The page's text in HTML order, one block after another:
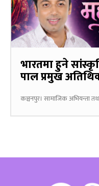
भारतमा हुने
पाल प्रमुख
कञ्चनपुर। सामाजिक अभियन्ता